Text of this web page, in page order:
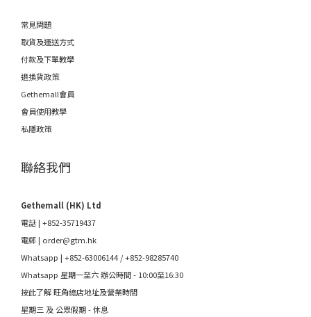
常見問題
取貨及運送方式
付款及下單教學
退換貨政策
Gethemall會員
會員使用教學
私隱政策
聯絡我們
Gethemall (HK) Ltd
電話 | +852-35719437
電郵 | order@gtm.hk
Whatsapp | +852-63006144 /+852-98285740
Whatsapp 星期一至六 辦公時間 - 10:00至16:30
按此了解 旺角總店地址及營業時間
星期三 及 公眾假期 - 休息